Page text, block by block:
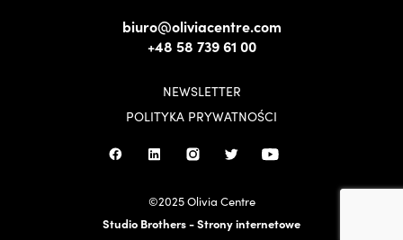
biuro@oliviacentre.com
+48 58 739 61 00
NEWSLETTER
POLITYKA PRYWATNOŚCI
©2025 Olivia Centre
Studio Brothers - Strony internetowe